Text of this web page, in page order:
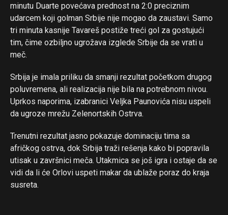
minutu Duarte povećava prednost na 2:0 preciznim
udarcem koji golman Srbije nije mogao da zaustavi. Samo
tri minuta kasnije Tavareš postiže treći gol za gostujući
tim, čime ozbiljno ugrožava izglede Srbije da se vrati u
meč.
Srbija je imala priliku da smanji rezultat početkom drugog
poluvremena, ali realizacija nije bila na potrebnom nivou.
Uprkos naporima, izabranici Veljka Paunovića nisu uspeli
da ugroze mrežu Zelenortskih Ostrva.
Trenutni rezultat jasno pokazuje dominaciju tima sa
afričkog ostrva, dok Srbija traži rešenja kako bi popravila
utisak u završnici meča. Utakmica se još igra i ostaje da se
vidi da li će Orlovi uspeti makar da ublaže poraz do kraja
susreta.